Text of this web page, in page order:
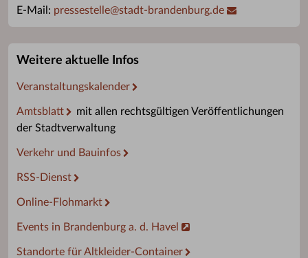
E-Mail: pressestelle@stadt-brandenburg.de
Weitere aktuelle Infos
Veranstaltungskalender
Amtsblatt
mit allen rechtsgültigen Veröffentlichungen
der Stadtverwaltung
Verkehr und Bauinfos
RSS-Dienst
Online-Flohmarkt
Events in Brandenburg a. d. Havel
Standorte für Altkleider-Container